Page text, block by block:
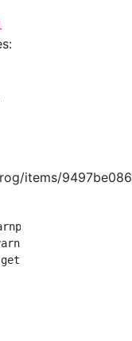
items/
debian/